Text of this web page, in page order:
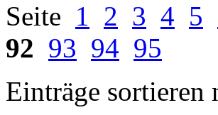
Seite 1 2 3 4 5
92 93 94 95
Einträge sortieren